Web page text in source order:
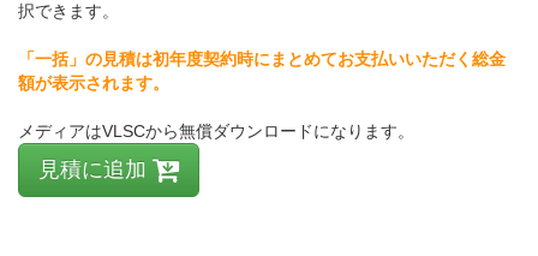
択できます。
「一括」の見積は初年度契約時にまとめてお支払いいただく総金
額が表示されます。
メディアはVLSCから無償ダウンロードになります。
見積に追加